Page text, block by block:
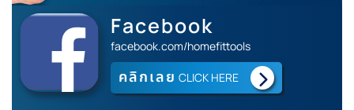
Facebook
facebook.com/homefittools
คลิกเลย CLICK HERE